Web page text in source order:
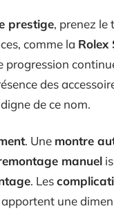
prestige, prenez le
comme la Rolex
progression
des
de ce nom.
. Une montre
manuel
. Les
une